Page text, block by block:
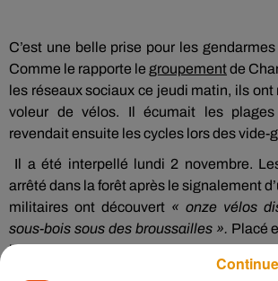
C’est une belle prise pour les
Comme le rapporte le groupementde
les réseaux sociaux ce jeudi matin, ils ont
voleur de vélos. Il écumait les plages
revendait ensuite les cycles lors des vide-
Il a été interpellé lundi 2 novembre.
arrêté dans la forêt après le signalement
militaires ont découvert « onze vélos
sous-bois sous des broussailles ». Placé
homme de 63 ans a reconnu avoir volé
vélos, cet été, à La Tremblade, aux